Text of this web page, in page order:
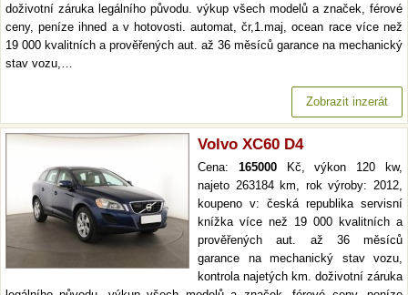
doživotní záruka legálního původu. výkup všech modelů a značek, férové
ceny, peníze ihned a v hotovosti. automat, čr,1.maj, ocean race více než
19 000 kvalitních a prověřených aut. až 36 měsíců garance na mechanický
stav vozu,…
Zobrazit inzerát
Volvo XC60 D4
Cena: 165000Kč, výkon 120 kw,
najeto 263184 km, rok výroby: 2012,
koupeno v: česká republika servisní
knížka více než 19 000 kvalitních a
prověřených aut. až 36 měsíců
garance na mechanický stav vozu,
kontrola najetých km. doživotní záruka